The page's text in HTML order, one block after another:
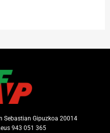
Sebastian Gipuzkoa 20014
943 051 365